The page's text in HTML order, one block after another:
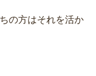
の方はそれを活か